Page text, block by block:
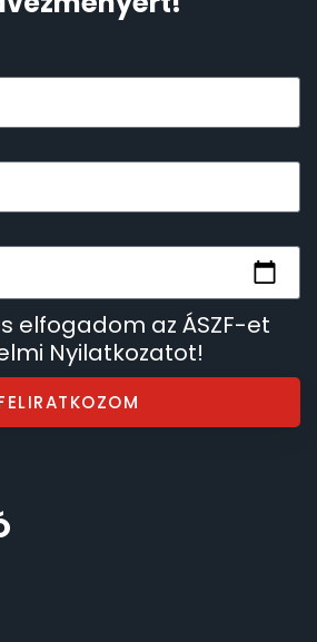
elfogadom az ÁSZF-et
Nyilatkozatot!